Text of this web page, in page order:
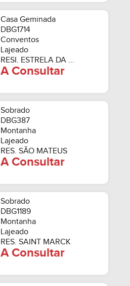
Casa Geminada
DBG1714
Conventos
Lajeado
RESI. ESTRELA DA ...
A Consultar
Sobrado
DBG387
Montanha
Lajeado
RES. SÃO MATEUS
A Consultar
Sobrado
DBG1189
Montanha
Lajeado
RES. SAINT MARCK
A Consultar